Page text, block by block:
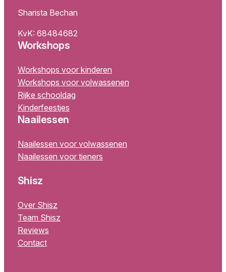
Sharista Bechan
KvK: 68484682
Workshops
Workshops voor kinderen
Workshops voor volwassenen
Rijke schooldag
Kinderfeestjes
Naailessen
Naailessen voor volwassenen
Naailessen voor tieners
Shisz
Over Shisz
Team Shisz
Reviews
Contact